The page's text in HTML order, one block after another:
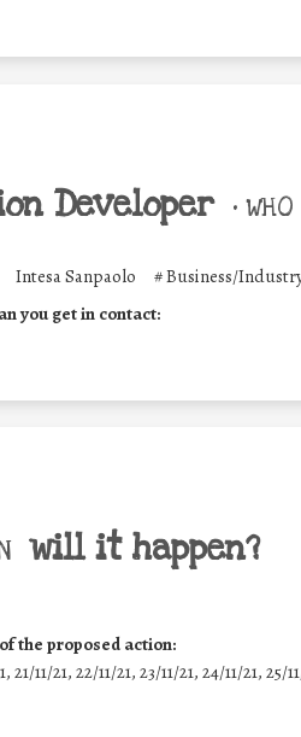
Developer •
Intesa Sanpaolo #Business/
you get in contact:
will it happen?
the proposed action:
21/11/21, 22/11/21, 23/11/21, 24/11/21, 25/